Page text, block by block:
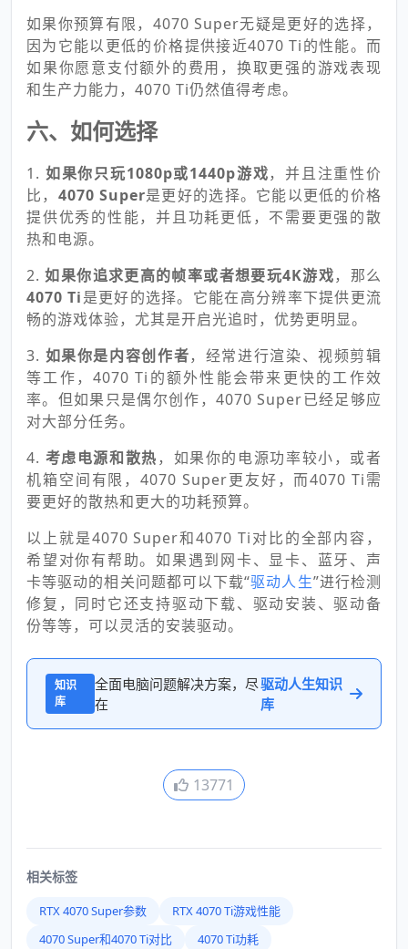
如果你预算有限，4070 Super无疑是更好的选择，
因为它能以更低的价格提供接近4070 Ti的性能。而
如果你愿意支付额外的费用，换取更强的游戏表现
和生产力能力，4070 Ti仍然值得考虑。
六、如何选择
1. 如果你只玩1080p或1440p游戏，并且注重性价
比， 4070 Super是更好的选择。它能以更低的价格
提供优秀的性能，并且功耗更低，不需要更强的散
热和电源。
2.如果你追求更高的帧率或者想要玩4K游戏，那么
4070 Ti是更好的选择。它能在高分辨率下提供更流
畅的游戏体验，尤其是开启光追时，优势更明显。
3. 如果你是内容创作者，经常进行渲染、视频剪辑
等工作，4070 Ti的额外性能会带来更快的工作效
率。但如果只是偶尔创作，4070 Super已经足够应
对大部分任务。
4. 考虑电源和散热 ，如果你的电源功率较小，或者
机箱空间有限，4070 Super更友好，而4070 Ti需
要更好的散热和更大的功耗预算。
以上就是4070 Super和4070 Ti对比的全部内容，
希望对你有帮助。如果遇到网卡、显卡、蓝牙、声
卡等驱动的相关问题都可以下载“驱动人生”进行检测
修复，同时它还支持驱动下载、驱动安装、驱动备
份等等，可以灵活的安装驱动。
知识
库
全面电脑问题解决方案，尽
在
驱动人生知识
库
13771
相关标签
RTX 4070 Super参数
RTX 4070 Ti游戏性能
4070 Super和4070 Ti对比
4070 Ti功耗